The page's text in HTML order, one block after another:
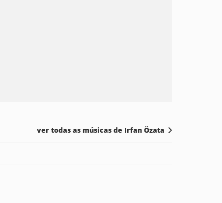
ver todas as músicas de Irfan Özata